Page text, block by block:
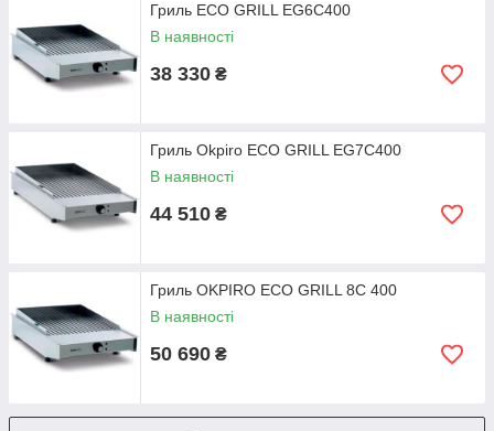
Гриль ECO GRILL EG6C400
В наявності
38 330 ₴
Гриль Okpiro ECO GRILL EG7C400
В наявності
44 510 ₴
Гриль OKPIRO ECO GRILL 8C 400
В наявності
50 690 ₴